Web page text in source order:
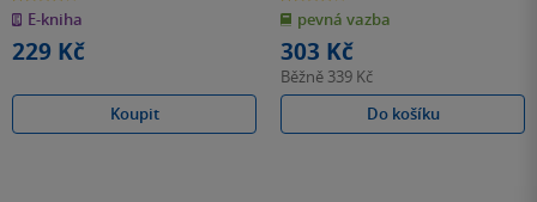
z
5
hvězdiček
E-kniha
229 Kč
Koupit
z
5
hvězdiček
pevná vazba
303 Kč
Běžně 339 Kč
Do košíku